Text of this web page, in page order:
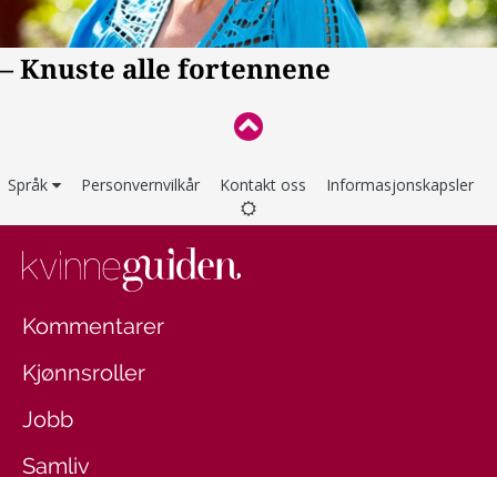
Språk Personvernvilkår Kontakt oss Informasjonskapsler
Kommentarer
Kjønnsroller
Jobb
Samliv